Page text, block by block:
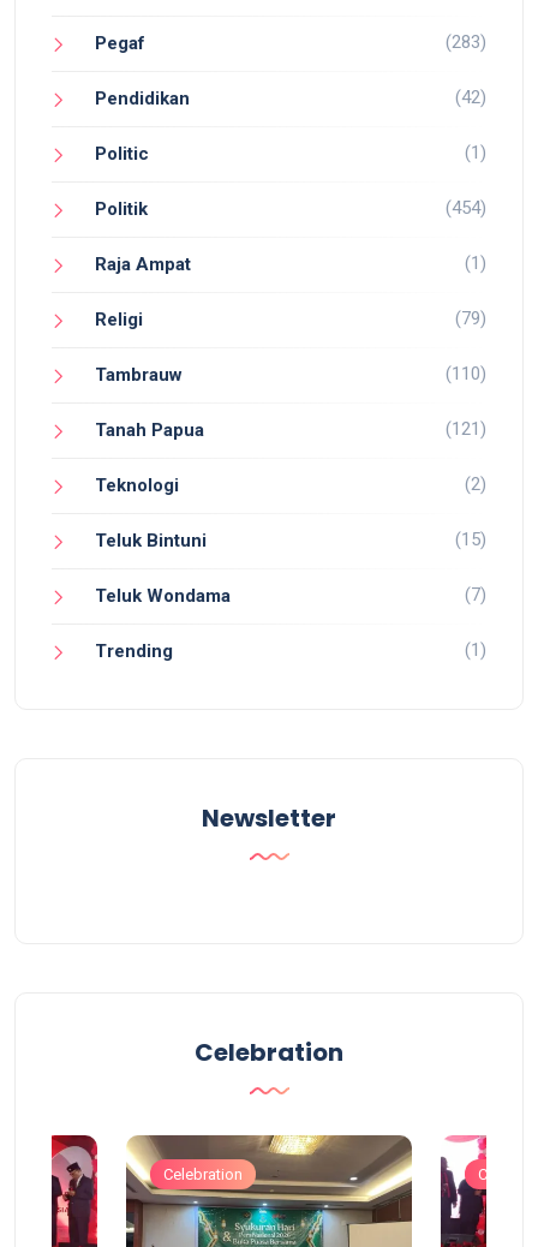
Pegaf (283)
Pendidikan (42)
Politic (1)
Politik (454)
Raja Ampat (1)
Religi (79)
Tambrauw (110)
Tanah Papua (121)
Teknologi (2)
Teluk Bintuni (15)
Teluk Wondama (7)
Trending (1)
Newsletter
Celebration
Celebration